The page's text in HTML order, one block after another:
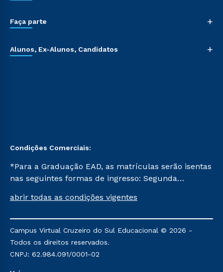
Faça parte +
Alunos, Ex-Alunos, Candidatos +
Condições Comerciais:
*Para a Graduação EAD, as matrículas serão isentas
nas seguintes formas de ingresso: Segunda
Já para as demais, a taxa de matrícula será de R$
mencionadas são referentes aos cursos: Ensino
Religioso, Geografia para a Docência e Metodologia
do Ensino de História: Questões Atuais.
abrir todas as condições vigentes
Campus Virtual Cruzeiro do Sul Educacional © 2026 -
Todos os direitos reservados.
CNPJ: 62.984.091/0001-02